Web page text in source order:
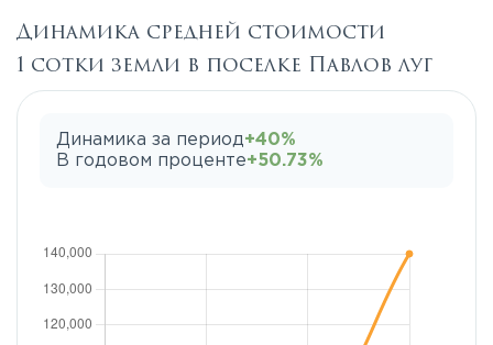
Динамика средней стоимости
1 сотки земли в поселке Павлов луг
Динамика за период+40%
В годовом проценте+50.73%